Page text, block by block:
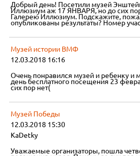
Добрый день! Посетили музей
Иллюзиум аж 17 ЯНВАРЯ, но до сих пор
Галерею Иллюзиум. Подскажите,
опубликованы результаты? Номер
Музей истории ВМФ
12.03.2018 16:16
Очень понравился музей и ребенку и
день бесплатного посещения 23
сих пор нет(
Музей Победы
12.03.2018 15:30
KaDetky
Уважаемые организаторы, пошла